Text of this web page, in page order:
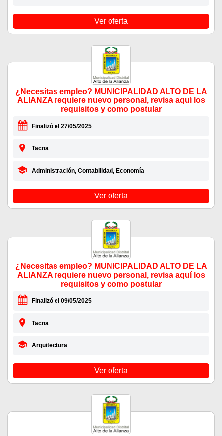
Ver oferta
¿Necesitas empleo? MUNICIPALIDAD ALTO DE LA
ALIANZA requiere nuevo personal, revisa aquí los
requisitos y como postular
Finalizó el 27/05/2025
Tacna
Administración, Contabilidad, Economía
Ver oferta
¿Necesitas empleo? MUNICIPALIDAD ALTO DE LA
ALIANZA requiere nuevo personal, revisa aquí los
requisitos y como postular
Finalizó el 09/05/2025
Tacna
Arquitectura
Ver oferta